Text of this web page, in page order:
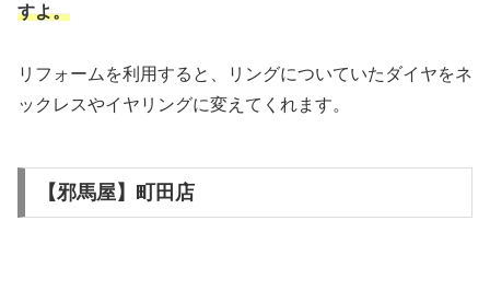
すよ。
リフォームを利用すると、リングについていたダイヤをネ
ックレスやイヤリングに変えてくれます。
【邪馬屋】町田店